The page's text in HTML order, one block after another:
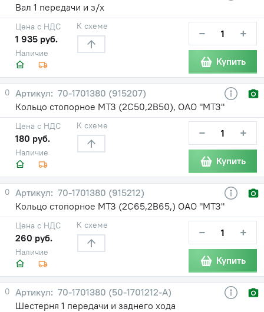
Вал 1 передачи и з/х
Наличие
Цена с НДС
1 935 руб.
К схеме − +
Купить
0
70-1701380 (915207)
Кольцо стопорное МТЗ (2С50,2В50), ОАО "МТЗ"
Наличие
Цена с НДС
180 руб.
К схеме − +
Купить
0
70-1701380 (915212)
Кольцо стопорное МТЗ (2С65,2В65,) ОАО "МТЗ"
Наличие
Цена с НДС
260 руб.
К схеме − +
Купить
0
70-1701380 (50-1701212-А)
Шестерня 1 передачи и заднего хода